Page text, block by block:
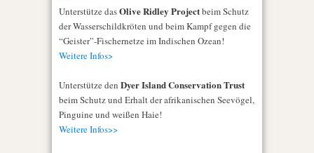
Unterstütze dasOlive Ridley Projectbeim Schutz
der Wasserschildkröten und beim Kampf gegen die
“Geister”-Fischernetze im Indischen Ozean!
Weitere Infos>
Unterstütze den Dyer Island Conservation Trust
beim Schutz und Erhalt der afrikanischen Seevögel,
Pinguine und weißen Haie!
Weitere Infos>>